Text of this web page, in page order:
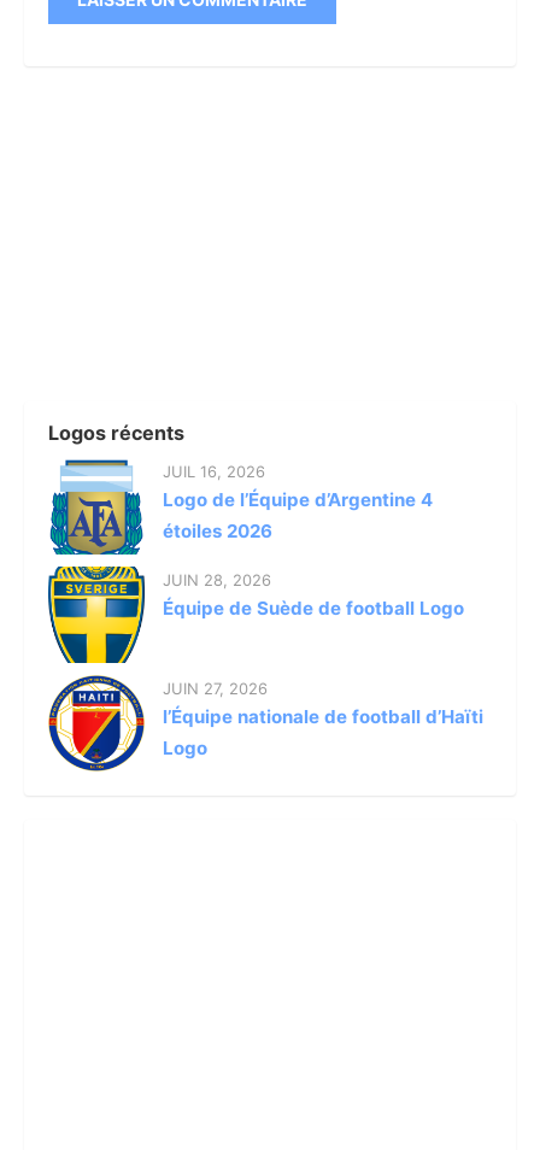
Logos récents
JUIL 16, 2026
Logo de l’Équipe d’Argentine 4
étoiles 2026
JUIN 28, 2026
Équipe de Suède de football Logo
JUIN 27, 2026
l’Équipe nationale de football d’Haïti
Logo